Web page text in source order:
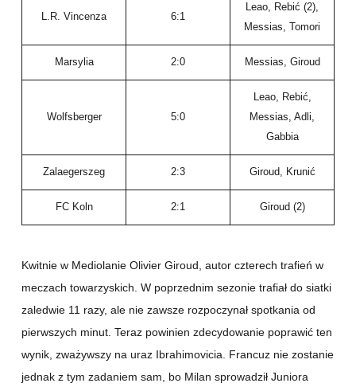
L.R. Vincenza 6:1
Leao, Rebić (2),
Messias, Tomori
Marsylia 2:0 Messias, Giroud
Wolfsberger 5:0
Leao, Rebić,
Messias, Adli,
Gabbia
Zalaegerszeg 2:3 Giroud, Krunić
FC Koln 2:1 Giroud (2)
Kwitnie w Mediolanie Olivier Giroud, autor czterech trafień w
meczach towarzyskich. W poprzednim sezonie trafiał do siatki
zaledwie 11 razy, ale nie zawsze rozpoczynał spotkania od
pierwszych minut. Teraz powinien zdecydowanie poprawić ten
wynik, zważywszy na uraz Ibrahimovicia. Francuz nie zostanie
jednak z tym zadaniem sam, bo Milan sprowadził Juniora